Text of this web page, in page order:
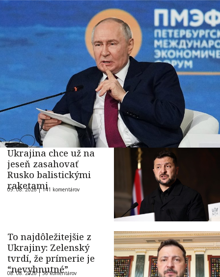
Ukrajina chce už na
jeseň zasahovať
Rusko balistickými
raketami
09. 08. 2026 |141 komentárov
To najdôležitejšie z
Ukrajiny: Zelenský
tvrdí, že prímerie je
“nevyhnutné”
08. 08. 2026 |36 komentárov